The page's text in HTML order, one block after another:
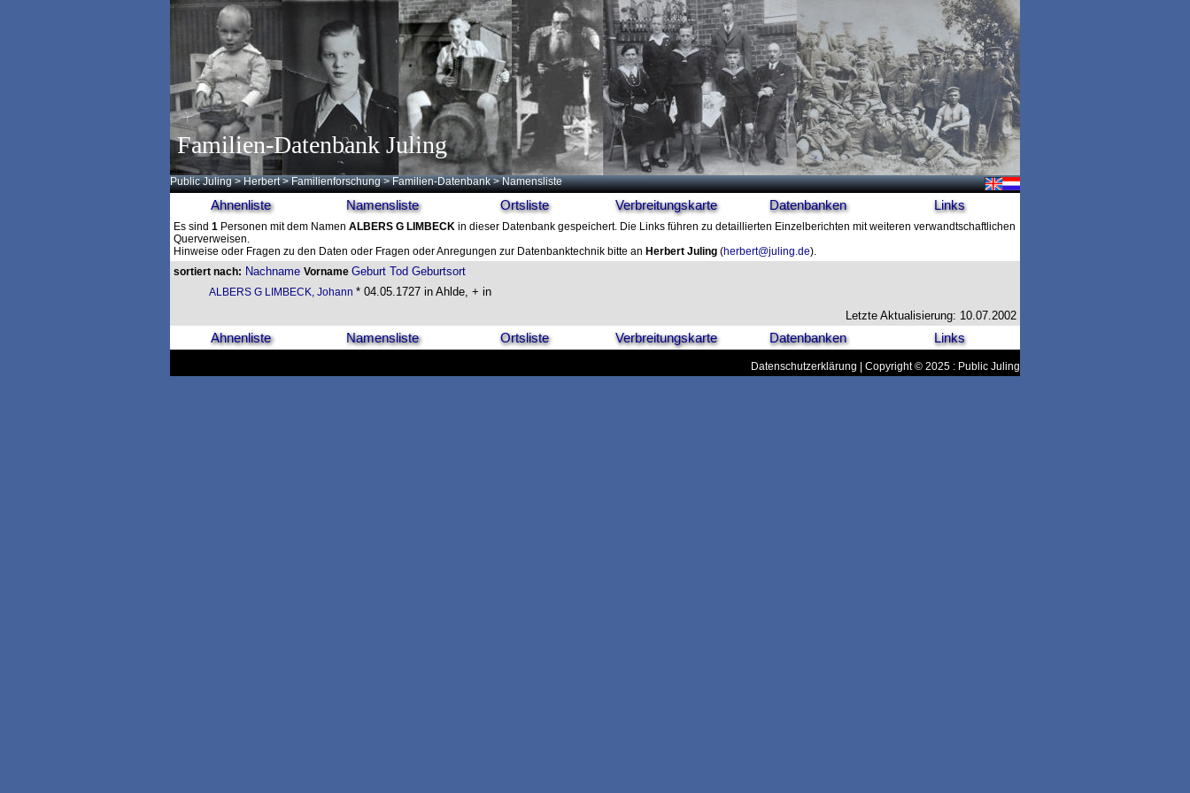
Familien-Datenbank Juling
Public Juling >Herbert >Familienforschung >Familien-Datenbank > Namensliste
Ahnenliste Namensliste Ortsliste Verbreitungskarte Datenbanken Links
Es sind 1 Personen mit dem Namen ALBERS G LIMBECK in dieser Datenbank gespeichert. Die Links führen zu detaillierten Einzelberichten mit weiteren verwandtschaftlichen
Querverweisen.
Hinweise oder Fragen zu den Daten oder Fragen oder Anregungen zur Datenbanktechnik bitte an Herbert Juling (herbert@juling.de).
sortiert nach: Nachname Vorname Geburt Tod Geburtsort
ALBERS G LIMBECK, Johann * 04.05.1727 in Ahlde, + in
Letzte Aktualisierung: 10.07.2002
Ahnenliste Namensliste Ortsliste Verbreitungskarte Datenbanken Links
Datenschutzerklärung | Copyright © 2025 : Public Juling